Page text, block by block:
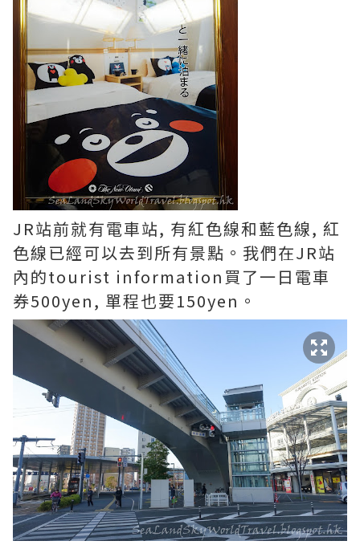
JR站前就有電車站, 有紅色線和藍色線, 紅
色線已經可以去到所有景點。我們在JR站
內的tourist information買了一日電車
券500yen, 單程也要150yen。